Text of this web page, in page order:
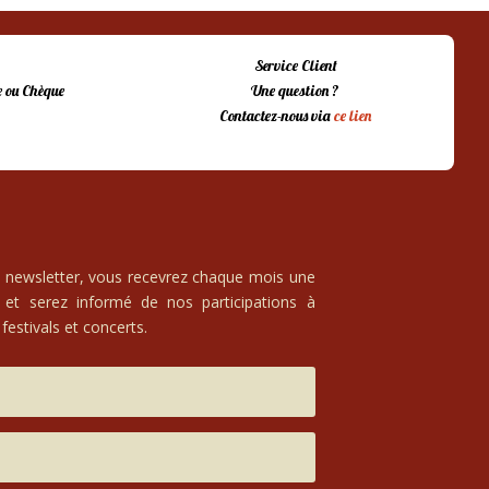
Chèque
Service Client
Une question ?
Contactez-nous viace lien
vous recevrez chaque mois une
serez informé de nos participations à
et concerts.